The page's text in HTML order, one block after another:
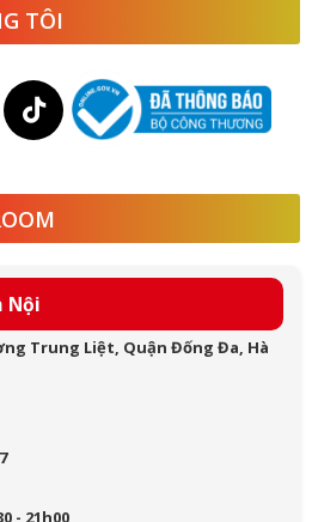
TÔI
Nội
Trung Liệt, Quận Đống Đa, Hà
- 21h00